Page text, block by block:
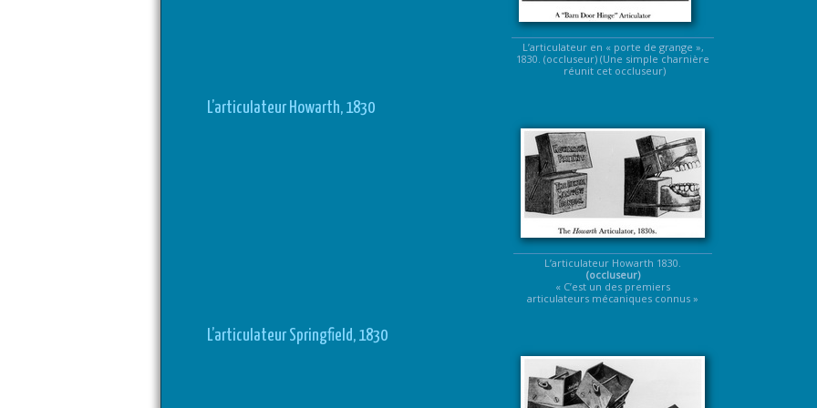
L’articulateur en « porte de grange »,
1830. (occluseur) (Une simple charnière
réunit cet occluseur)
L’articulateur Howarth, 1830
L’articulateur Howarth 1830.
(occluseur)
« C’est un des premiers
articulateurs mécaniques connus »
L’articulateur Springfield, 1830